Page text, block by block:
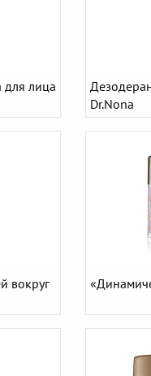
для лица
Dr.Nona
вокруг